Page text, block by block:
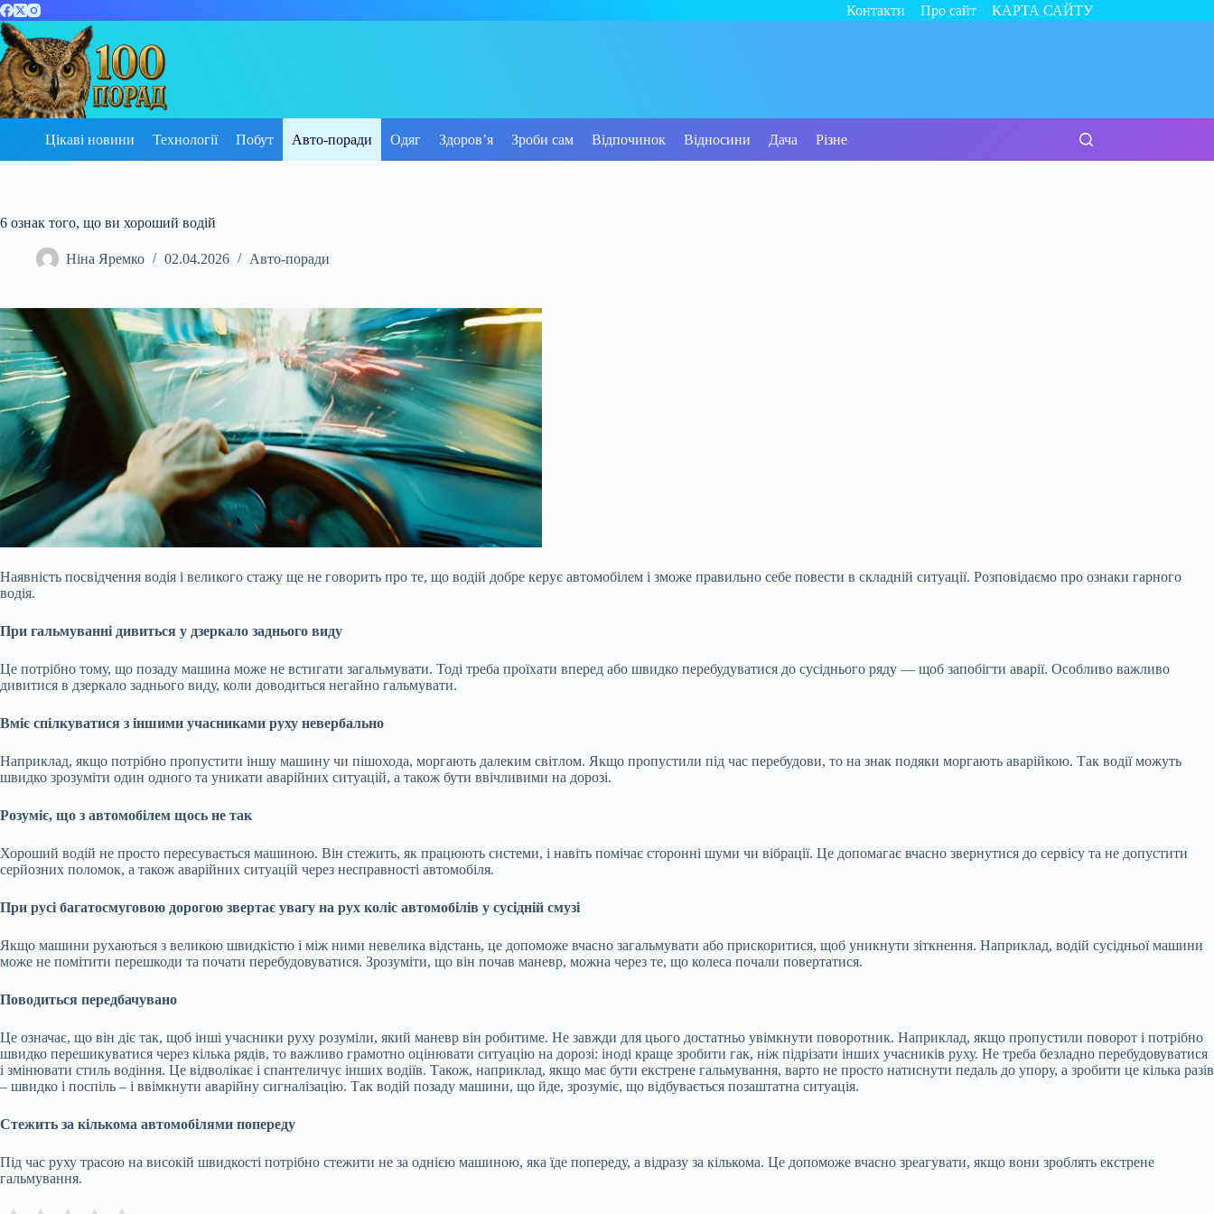
Перейти
до
вмісту
Контакти Про сайт КАРТА САЙТУ
Цікаві новини Технології Побут Авто-поради Одяг Здоров’я Зроби сам Відпочинок Відносини Дача Різне
6 ознак того, що ви хороший водій
Ніна Яремко 02.04.2026 Авто-поради
Наявність посвідчення водія і великого стажу ще не говорить про те, що водій добре керує автомобілем і зможе правильно себе повести в складній ситуації. Розповідаємо про ознаки гарного
водія.
При гальмуванні дивиться у дзеркало заднього виду
Це потрібно тому, що позаду машина може не встигати загальмувати. Тоді треба проїхати вперед або швидко перебудуватися до сусіднього ряду — щоб запобігти аварії. Особливо важливо
дивитися в дзеркало заднього виду, коли доводиться негайно гальмувати.
Вміє спілкуватися з іншими учасниками руху невербально
Наприклад, якщо потрібно пропустити іншу машину чи пішохода, моргають далеким світлом. Якщо пропустили під час перебудови, то на знак подяки моргають аварійкою. Так водії можуть
швидко зрозуміти один одного та уникати аварійних ситуацій, а також бути ввічливими на дорозі.
Розуміє, що з автомобілем щось не так
Хороший водій не просто пересувається машиною. Він стежить, як працюють системи, і навіть помічає сторонні шуми чи вібрації. Це допомагає вчасно звернутися до сервісу та не допустити
серйозних поломок, а також аварійних ситуацій через несправності автомобіля.
При русі багатосмуговою дорогою звертає увагу на рух коліс автомобілів у сусідній смузі
Якщо машини рухаються з великою швидкістю і між ними невелика відстань, це допоможе вчасно загальмувати або прискоритися, щоб уникнути зіткнення. Наприклад, водій сусідньої машини
може не помітити перешкоди та почати перебудовуватися. Зрозуміти, що він почав маневр, можна через те, що колеса почали повертатися.
Поводиться передбачувано
Це означає, що він діє так, щоб інші учасники руху розуміли, який маневр він робитиме. Не завжди для цього достатньо увімкнути поворотник. Наприклад, якщо пропустили поворот і потрібно
швидко перешикуватися через кілька рядів, то важливо грамотно оцінювати ситуацію на дорозі: іноді краще зробити гак, ніж підрізати інших учасників руху. Не треба безладно перебудовуватися
і змінювати стиль водіння. Це відволікає і спантеличує інших водіїв. Також, наприклад, якщо має бути екстрене гальмування, варто не просто натиснути педаль до упору, а зробити це кілька разів
– швидко і поспіль – і ввімкнути аварійну сигналізацію. Так водій позаду машини, що йде, зрозуміє, що відбувається позаштатна ситуація.
Стежить за кількома автомобілями попереду
Під час руху трасою на високій швидкості потрібно стежити не за однією машиною, яка їде попереду, а відразу за кількома. Це допоможе вчасно зреагувати, якщо вони зроблять екстрене
гальмування.